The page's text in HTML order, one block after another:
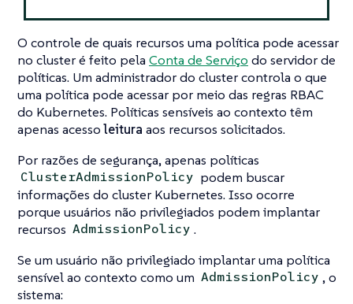
O controle de quais recursos uma política pode acessar
no cluster é feito pela Conta de Serviço do servidor de
políticas. Um administrador do cluster controla o que
uma política pode acessar por meio das regras RBAC
do Kubernetes. Políticas sensíveis ao contexto têm
apenas acessoleitura aos recursos solicitados.
Por razões de segurança, apenas políticas
ClusterAdmissionPolicy podem buscar
informações do cluster Kubernetes. Isso ocorre
porque usuários não privilegiados podem implantar
recursos AdmissionPolicy .
Se um usuário não privilegiado implantar uma política
sensível ao contexto como um AdmissionPolicy , o
sistema: